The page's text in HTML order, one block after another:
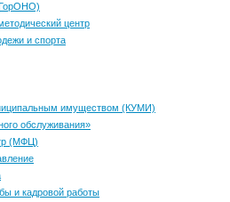
центр
и спорта
имуществом (КУМИ)
обслуживания»
(МФЦ)
и кадровой работы